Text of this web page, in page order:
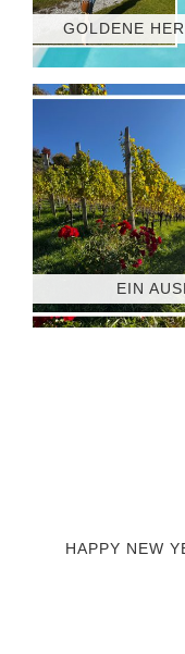
GOLDENE
EIN
HAPPY NEW